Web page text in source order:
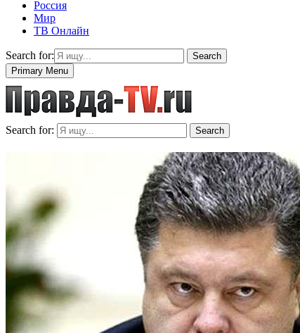
Россия
Мир
ТВ Онлайн
Search for:
Search
Primary Menu
Search for: Search